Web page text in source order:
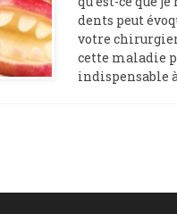
dents peut
votre
cette maladie
indispensable